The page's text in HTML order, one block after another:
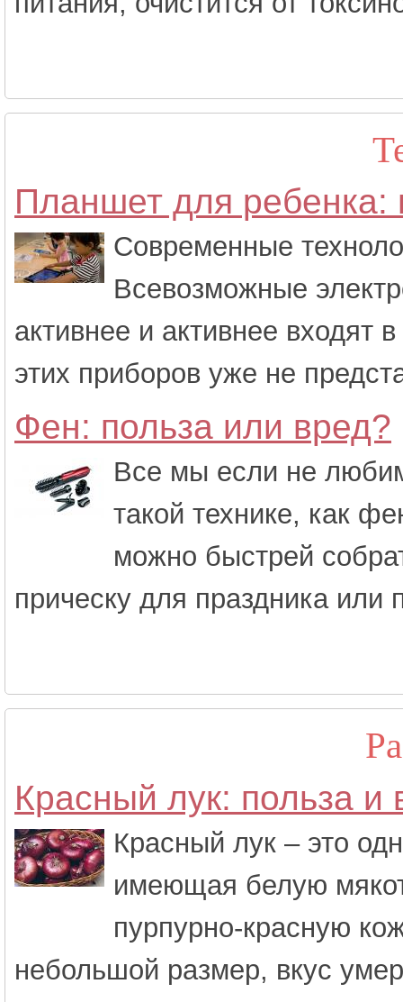
Планшет для ребенка:
Современные
Всевозможные
активнее и активнее входят
этих приборов уже не
Фен: польза или вред?
Все мы если не
такой технике, как
можно быстрей
прическу для праздника
Красный лук: польза и
Красный лук – это
имеющая белую
пурпурно-красную
небольшой размер, вкус